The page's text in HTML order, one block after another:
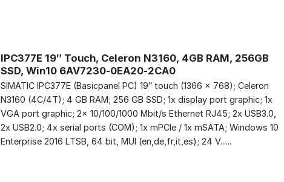
IPC377E 19″ Touch, Celeron N3160, 4GB RAM, 256GB
SSD, Win10 6AV7230-0EA20-2CA0
SIMATIC IPC377E (Basicpanel PC) 19″ touch (1366 x 768); Celeron
N3160 (4C/4T); 4 GB RAM; 256 GB SSD; 1x display port graphic; 1x
VGA port graphic; 2x 10/100/1000 Mbit/s Ethernet RJ45; 2x USB3.0,
2x USB2.0; 4x serial ports (COM); 1x mPCIe / 1x mSATA; Windows 10
Enterprise 2016 LTSB, 64 bit, MUI (en,de,fr,it,es); 24 V......